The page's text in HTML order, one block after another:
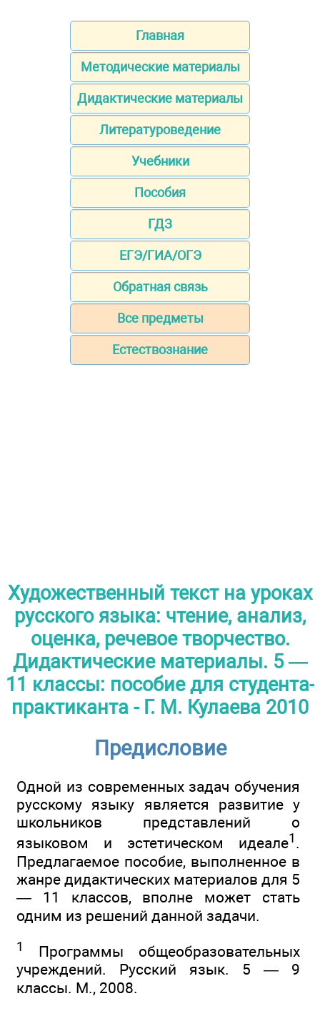
Главная
Методические материалы
Дидактические материалы
Литературоведение
Учебники
Пособия
ГДЗ
ЕГЭ/ГИА/ОГЭ
Обратная связь
Все предметы
Естествознание
Художественный текст на уроках
русского языка: чтение, анализ,
оценка, речевое творчество.
Дидактические материалы. 5 —
11 классы: пособие для студента-
практиканта - Г. М. Кулаева 2010
Предисловие
Одной из современных задач обучения
русскому языку является развитие у
школьников представлений о
языковом и эстетическом идеале1 .
Предлагаемое пособие, выполненное в
жанре дидактических материалов для 5
— 11 классов, вполне может стать
одним из решений данной задачи.
1
Программы общеобразовательных
учреждений. Русский язык. 5 — 9
классы. М., 2008.